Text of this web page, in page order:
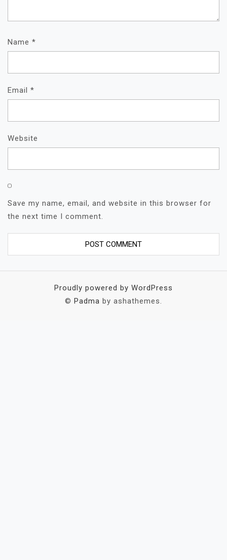
Name *
Email *
Website
Save my name, email, and website in this browser for
the next time I comment.
Proudly powered by WordPress
© Padma by ashathemes.